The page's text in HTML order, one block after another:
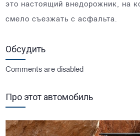
это настоящий внедорожник, на
смело съезжать с асфальта.
Обсудить
Comments are disabled
Про этот автомобиль